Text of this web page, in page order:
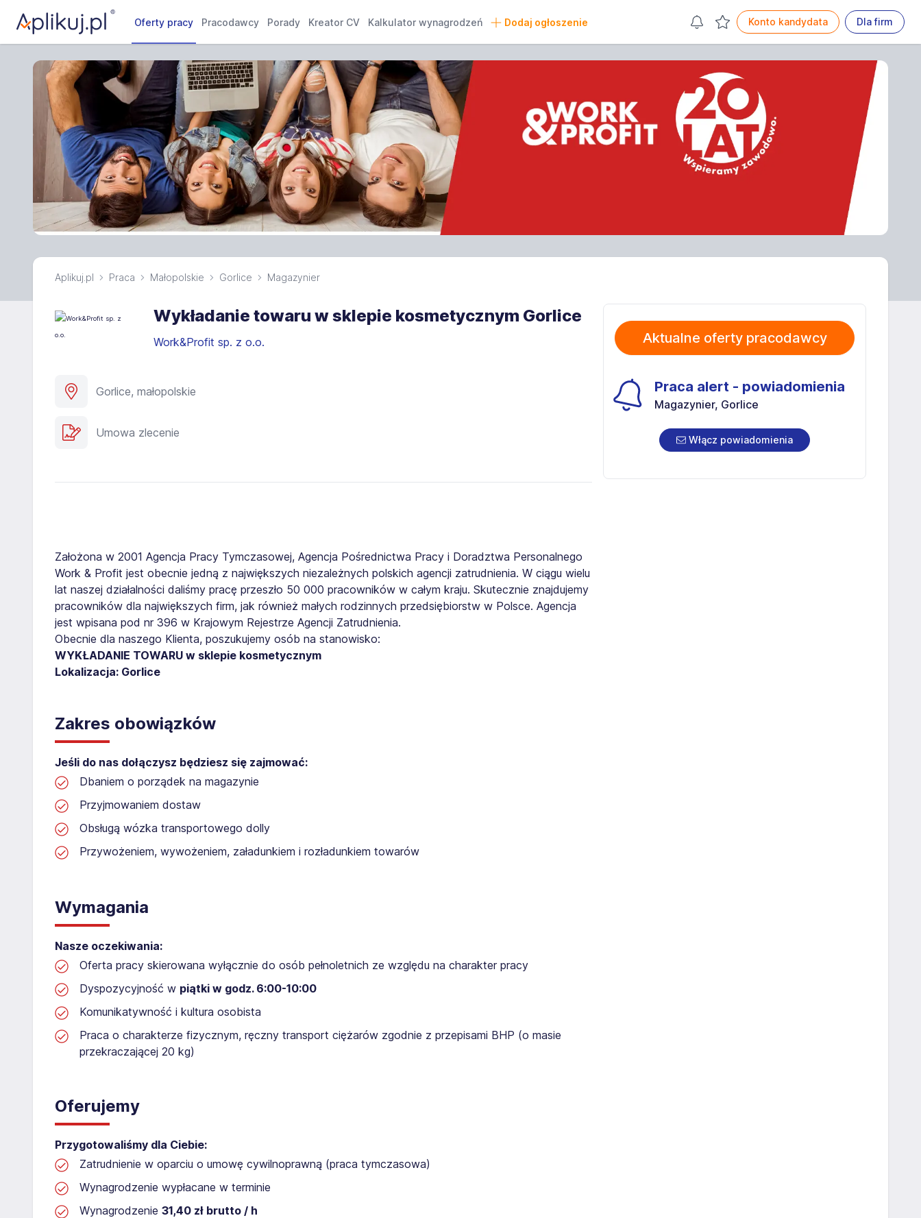
Oferty pracy Pracodawcy Porady Kreator CV Kalkulator wynagrodzeń Dodaj ogłoszenie Konto kandydata Dla firm
Aplikuj.pl Praca Małopolskie Gorlice Magazynier
Wykładanie towaru w sklepie kosmetycznym Gorlice
Work&Profit sp. z o.o.
Gorlice, małopolskie
Umowa zlecenie
Założona w 2001 Agencja Pracy Tymczasowej, Agencja Pośrednictwa Pracy i Doradztwa Personalnego
Work & Profit jest obecnie jedną z największych niezależnych polskich agencji zatrudnienia. W ciągu wielu
lat naszej działalności daliśmy pracę przeszło 50 000 pracowników w całym kraju. Skutecznie znajdujemy
pracowników dla największych firm, jak również małych rodzinnych przedsiębiorstw w Polsce. Agencja
jest wpisana pod nr 396 w Krajowym Rejestrze Agencji Zatrudnienia.
Obecnie dla naszego Klienta, poszukujemy osób na stanowisko:
WYKŁADANIE TOWARU w sklepie kosmetycznym
Lokalizacja: Gorlice
Zakres obowiązków
Jeśli do nas dołączysz będziesz się zajmować:
Dbaniem o porządek na magazynie
Przyjmowaniem dostaw
Obsługą wózka transportowego dolly
Przywożeniem, wywożeniem, załadunkiem i rozładunkiem towarów
Wymagania
Nasze oczekiwania:
Oferta pracy skierowana wyłącznie do osób pełnoletnich ze względu na charakter pracy
Dyspozycyjność w piątki w godz. 6:00-10:00
Komunikatywność i kultura osobista
Praca o charakterze fizycznym, ręczny transport ciężarów zgodnie z przepisami BHP (o masie
przekraczającej 20 kg)
Oferujemy
Przygotowaliśmy dla Ciebie:
Zatrudnienie w oparciu o umowę cywilnoprawną (praca tymczasowa)
Wynagrodzenie wypłacane w terminie
Wynagrodzenie 31,40 zł brutto / h
Aktualne oferty pracodawcy
Praca alert - powiadomienia
Magazynier, Gorlice
Włącz powiadomienia